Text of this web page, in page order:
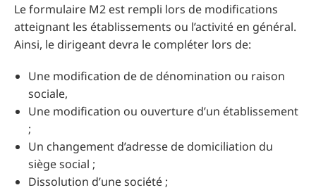
Le formulaire M2 est rempli lors de modifications
atteignant les établissements ou l’activité en général.
Ainsi, le dirigeant devra le compléter lors de:
Une modification de de dénomination ou raison
sociale,
Une modification ou ouverture d’un établissement
;
Un changement d’adresse de domiciliation du
siège social ;
Dissolution d’une société ;